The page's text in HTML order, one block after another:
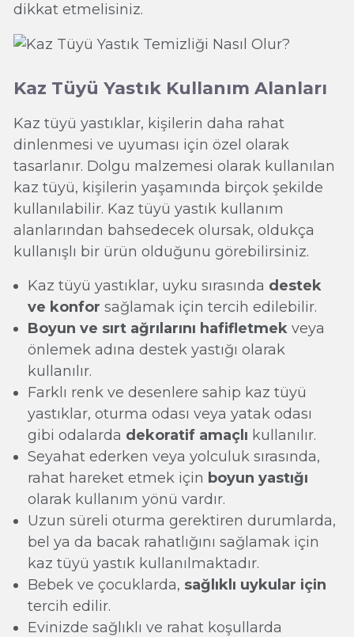
dikkat etmelisiniz.
Kaz Tüyü Yastık Kullanım Alanları
Kaz tüyü yastıklar, kişilerin daha rahat
dinlenmesi ve uyuması için özel olarak
tasarlanır. Dolgu malzemesi olarak kullanılan
kaz tüyü, kişilerin yaşamında birçok şekilde
kullanılabilir. Kaz tüyü yastık kullanım
alanlarından bahsedecek olursak, oldukça
kullanışlı bir ürün olduğunu görebilirsiniz.
Kaz tüyü yastıklar, uyku sırasında destek
ve konfor sağlamak için tercih edilebilir.
Boyun ve sırt ağrılarını hafifletmek veya
önlemek adına destek yastığı olarak
kullanılır.
Farklı renk ve desenlere sahip kaz tüyü
yastıklar, oturma odası veya yatak odası
gibi odalarda dekoratif amaçlı kullanılır.
Seyahat ederken veya yolculuk sırasında,
rahat hareket etmek için boyun yastığı
olarak kullanım yönü vardır.
Uzun süreli oturma gerektiren durumlarda,
bel ya da bacak rahatlığını sağlamak için
kaz tüyü yastık kullanılmaktadır.
Bebek ve çocuklarda, sağlıklı uykular için
tercih edilir.
Evinizde sağlıklı ve rahat koşullarda